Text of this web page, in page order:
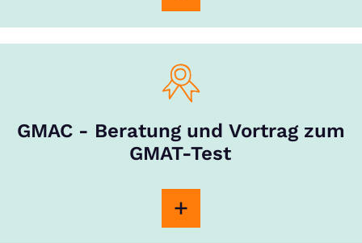
GMAC - Beratung und Vortrag zum
GMAT-Test